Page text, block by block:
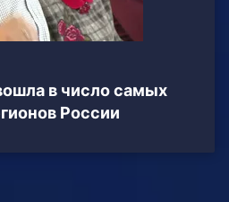
в число самых
России